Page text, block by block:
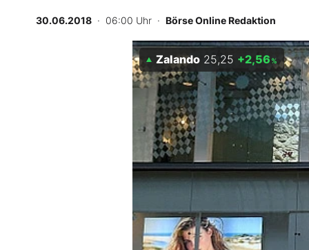
Finanz-Check
Abo & Shop
BO-Musterdepots
Experten
Mein B:O
Mein Konto
30.06.2018 · 06:00 Uhr · Börse Online Redaktion
Zalando 25,25 +2,56 %